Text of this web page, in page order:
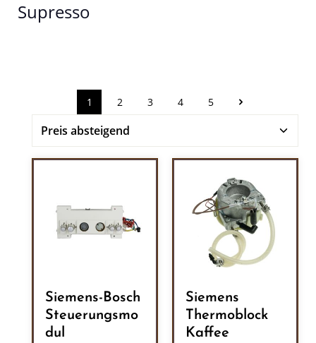
Supresso
Seite
1 Seite
2 Seite
3 Seite
4 Seite
5
Siemens-Bosch
Steuerungsmo
dul
Siemens
Thermoblock
Kaffee